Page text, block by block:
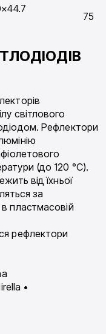
75
світлового
Рефлектори
(до 120 °C).
від їхньої
за
пластмасовій
рефлектори
•